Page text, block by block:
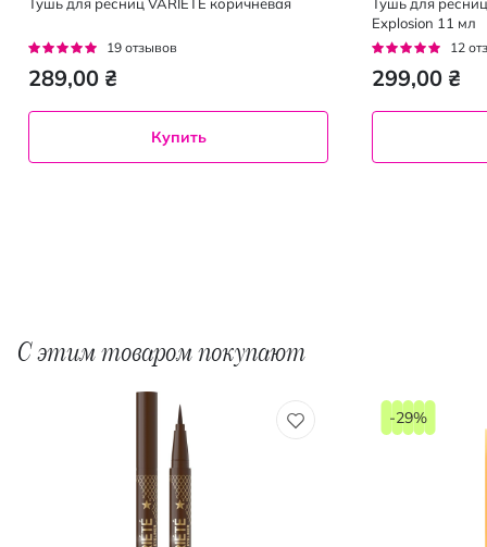
Рейтинг:
19 отзывов
289,00 ₴
Купить
Explosion 11 мл
Рейтинг:
12
299,00 ₴
С этим товаром покупают
-29%